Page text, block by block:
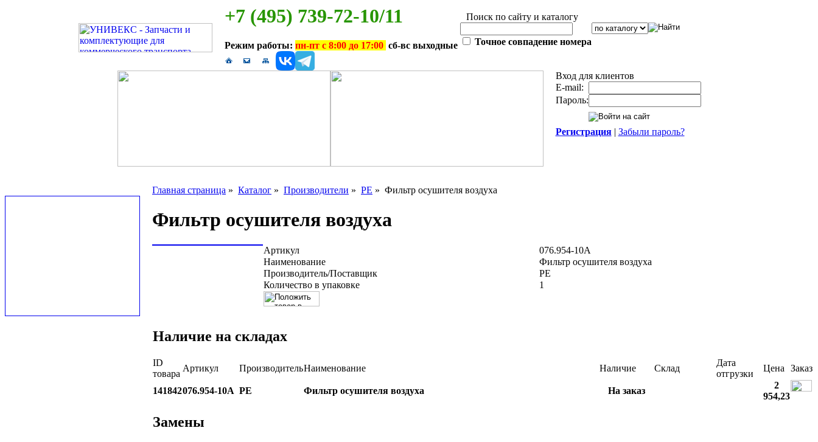
+7 (495) 739-72-10/11
Режим работы: пн-пт с 8:00 до 17:00 сб-вс выходные
Поиск по сайту и каталогу
Точное совпадение номера
Вход для клиентов
E-mail:
Пароль:
Регистрация| Забыли пароль?
Главная страница » Каталог » Производители » PE » Фильтр осушителя воздуха
Фильтр осушителя воздуха
Артикул
076.954-10A
Наименование
Фильтр осушителя воздуха
Производитель/Поставщик
PE
Количество в упаковке
1
Наличие на складах
ID
товара
Артикул ПроизводительНаименование Наличие Склад
Дата
отгрузки
Цена Заказ
141842076.954-10A PE Фильтр осушителя воздуха На заказ
2
954,23
Замены